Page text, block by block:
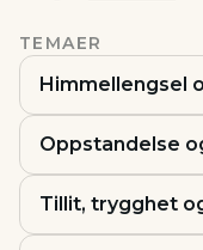
TEMAER
Himmellengsel
Oppstandelse
Tillit, trygghet